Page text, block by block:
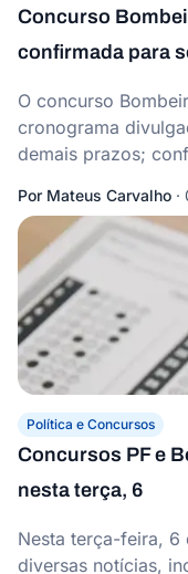
Concurso
confirmada para
O concurso
cronograma
demais prazos;
Por Mateus Carvalho ·
Política e Concursos
Concursos PF e
nesta terça, 6
Nesta terça-feira,
diversas notícias,